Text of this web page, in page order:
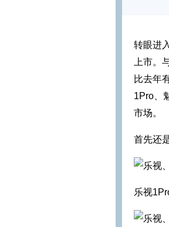
转眼进
上市。
比去年
1Pro、
市场。
首先还
乐视